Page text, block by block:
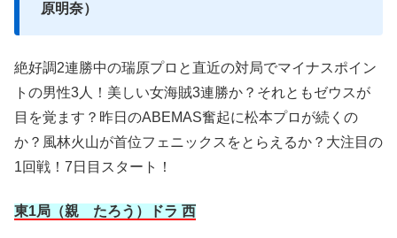
原明奈）
絶好調2連勝中の瑞原プロと直近の対局でマイナスポイン
トの男性3人！美しい女海賊3連勝か？それともゼウスが
目を覚ます？昨日のABEMAS奮起に松本プロが続くの
か？風林火山が首位フェニックスをとらえるか？大注目の
1回戦！7日目スタート！
東1局（親 たろう）ドラ 西